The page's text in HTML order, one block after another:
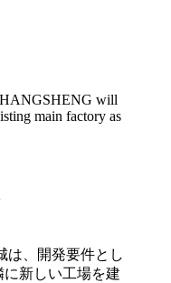
will
main factory as
、開発要件とし
新しい工場を建